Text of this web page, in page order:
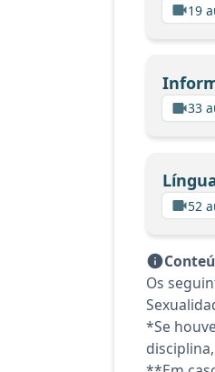
19
33
52
Os
*Se